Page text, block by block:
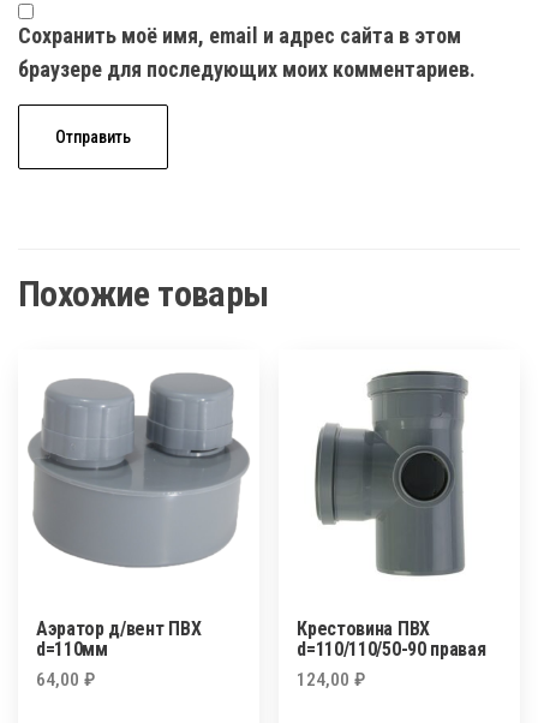
Сохранить моё имя, email и адрес сайта в этом
браузере для последующих моих комментариев.
Похожие товары
Аэратор д/вент ПВХ
d=110мм
64,00 ₽
Крестовина ПВХ
d=110/110/50-90 правая
124,00₽